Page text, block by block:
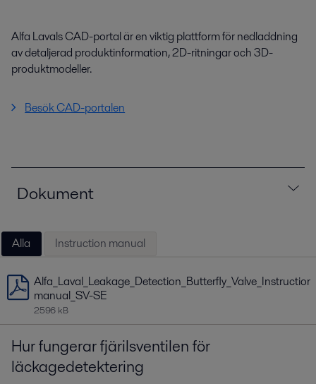
Alfa Lavals CAD-portal är en viktig plattform för nedladdning
av detaljerad produktinformation, 2D-ritningar och 3D-
produktmodeller.
Besök CAD-portalen
Dokument
Alla Instruction manual
Alfa_Laval_Leakage_Detection_Butterfly_Valve_Instruction
manual_SV-SE
2596 kB
Hur fungerar fjärilsventilen för
läckagedetektering